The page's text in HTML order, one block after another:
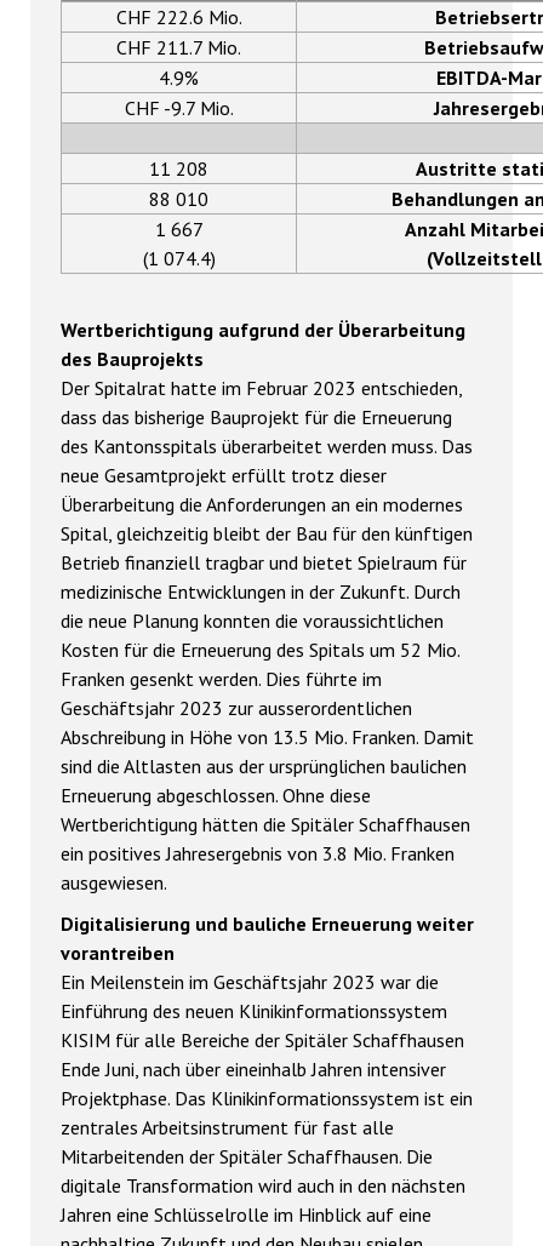
CHF 222.6 Mio.
CHF 211.7 Mio.
4.9%
EBITDA-
CHF -9.7 Mio.
11 208
Austritte
88 010
Behandlungen
1 667
(1 074.4)
Anzahl
Wertberichtigung aufgrund der Überarbeitung
des Bauprojekts
Der Spitalrat hatte im Februar 2023 entschieden,
dass das bisherige Bauprojekt für die Erneuerung
des Kantonsspitals überarbeitet werden muss. Das
neue Gesamtprojekt erfüllt trotz dieser
Überarbeitung die Anforderungen an ein modernes
Spital, gleichzeitig bleibt der Bau für den künftigen
Betrieb finanziell tragbar und bietet Spielraum für
medizinische Entwicklungen in der Zukunft. Durch
die neue Planung konnten die voraussichtlichen
Kosten für die Erneuerung des Spitals um 52 Mio.
Franken gesenkt werden. Dies führte im
Geschäftsjahr 2023 zur ausserordentlichen
Abschreibung in Höhe von 13.5 Mio. Franken. Damit
sind die Altlasten aus der ursprünglichen baulichen
Erneuerung abgeschlossen. Ohne diese
Wertberichtigung hätten die Spitäler Schaffhausen
ein positives Jahresergebnis von 3.8 Mio. Franken
ausgewiesen.
Digitalisierung und bauliche Erneuerung weiter
vorantreiben
Ein Meilenstein im Geschäftsjahr 2023 war die
Einführung des neuen Klinikinformationssystem
KISIM für alle Bereiche der Spitäler Schaffhausen
Ende Juni, nach über eineinhalb Jahren intensiver
Projektphase. Das Klinikinformationssystem ist ein
zentrales Arbeitsinstrument für fast alle
Mitarbeitenden der Spitäler Schaffhausen. Die
digitale Transformation wird auch in den nächsten
Jahren eine Schlüsselrolle im Hinblick auf eine